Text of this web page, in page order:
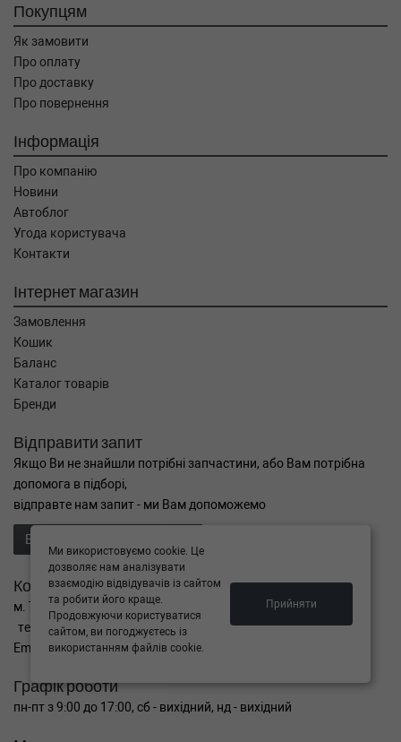
Покупцям
Як замовити
Про оплату
Про доставку
Про повернення
Інформація
Про компанію
Новини
Автоблог
Угода користувача
Контакти
Інтернет магазин
Замовлення
Кошик
Баланс
Каталог товарів
Бренди
Відправити запит
Якщо Ви не знайшли потрібні запчастини, або Вам потрібна
допомога в підборі,
відправте нам запит - ми Вам допоможемо
Відправити запит продавцю
Контакти
м. Тернопіль вул. Микулинецька 106а
тел. +38(099)650-59-19
Email. autokitparts@yahoo.com
Графік роботи
пн-пт з 9:00 до 17:00, сб - вихідний, нд - вихідний
Ми використовуємо cookie. Це
дозволяє нам аналізувати
взаємодію відвідувачів із сайтом
та робити його краще.
Продовжуючи користуватися
сайтом, ви погоджуєтесь із
використанням файлів cookie.
Прийняти